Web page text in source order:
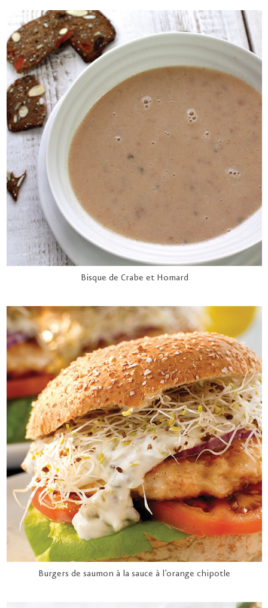
Bisque de Crabe et Homard
Burgers de saumon à la sauce à l'orange chipotle